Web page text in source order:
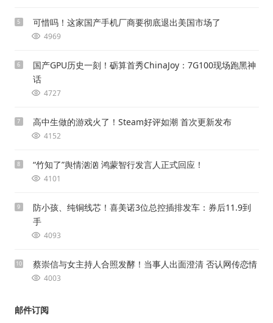
5 可惜吗！这家国产手机厂商要彻底退出美国市场了
4969
6
国产GPU历史一刻！砺算首秀ChinaJoy：7G100现场跑黑神
话
4727
7 高中生做的游戏火了！Steam好评如潮 首次更新发布
4152
8 “竹知了”舆情汹汹 鸿蒙智行发言人正式回应！
4101
9
防小孩、纯铜线芯！喜美诺3位总控插排发车：券后11.9到
手
4093
10 蔡崇信与女主持人合照发酵！当事人出面澄清 否认网传恋情
4003
邮件订阅